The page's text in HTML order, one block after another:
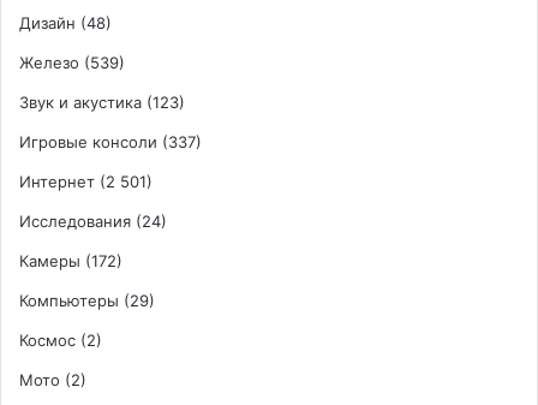
Дизайн (48)
Железо (539)
Звук и акустика (123)
Игровые консоли (337)
Интернет (2 501)
Исследования (24)
Камеры (172)
Компьютеры (29)
Космос (2)
Мото (2)